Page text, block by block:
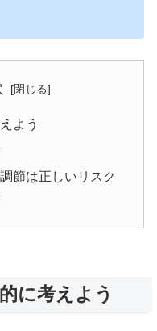
よう
節は正しいリスク
に考えよう